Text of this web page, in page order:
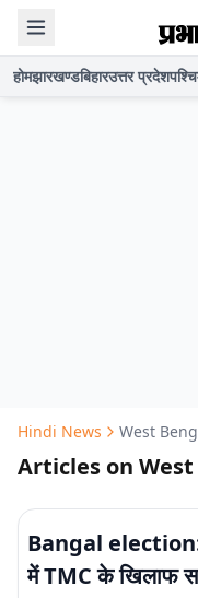
होमझारखण्डबिहारउत्तर प्रदेश
Hindi News West
Articles on
Bangal election:
में TMC के खिलाफ